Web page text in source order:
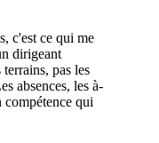
c'est ce qui me
dirigeant
terrains, pas les
absences, les à-
compétence qui